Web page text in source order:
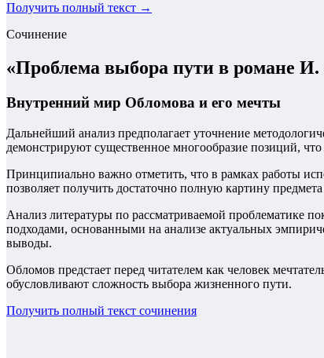
Получить полный текст →
Сочинение
«Проблема выбора пути в романе
Внутренний мир Обломова и его мечты
Дальнейший анализ предполагает уточнение
демонстрируют существенное многообразие позиций,
Принципиально важно отметить, что в рамках работы
позволяет получить достаточно полную картину
Анализ литературы по рассматриваемой проблематике
подходами, основанными на анализе актуальных
выводы.
Обломов предстает перед читателем как человек
обусловливают сложность выбора жизненного пути.
Получить полный текст сочинения